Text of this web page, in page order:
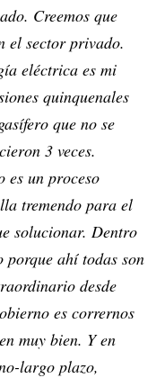
Creemos que
el sector privado.
eléctrica es mi
quinquenales
que no se
3 veces.
es un proceso
tremendo para el
solucionar. Dentro
porque ahí todas son
desde
es corrernos
muy bien. Y en
largo plazo,